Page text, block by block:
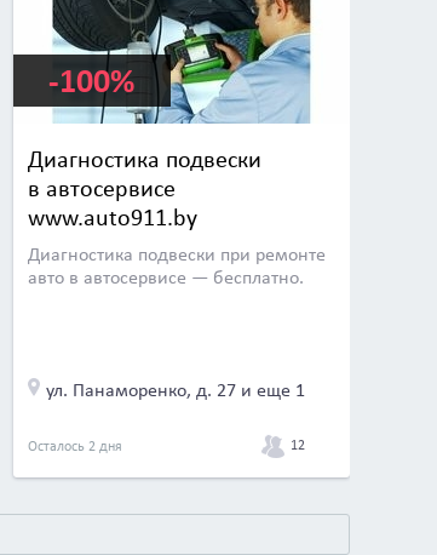
Диагностика подвески
в автосервисе
www.auto911.by
Диагностика подвески при ремонте
авто в автосервисе — бесплатно.
ул. Панаморенко, д. 27 и еще 1
Осталось 2 дня 12
-100%